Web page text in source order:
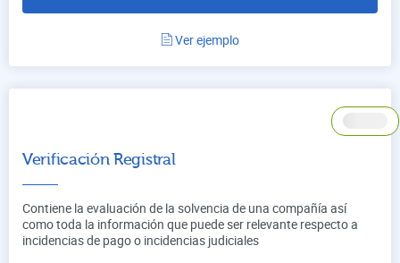
Ver ejemplo
Verificación Registral
Contiene la evaluación de la solvencia de una compañía así
como toda la información que puede ser relevante respecto a
incidencias de pago o incidencias judiciales